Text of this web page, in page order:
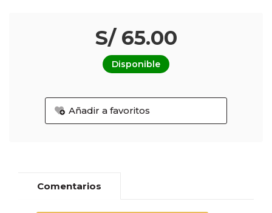
S/ 65.00
Disponible
Añadir a favoritos
Comentarios